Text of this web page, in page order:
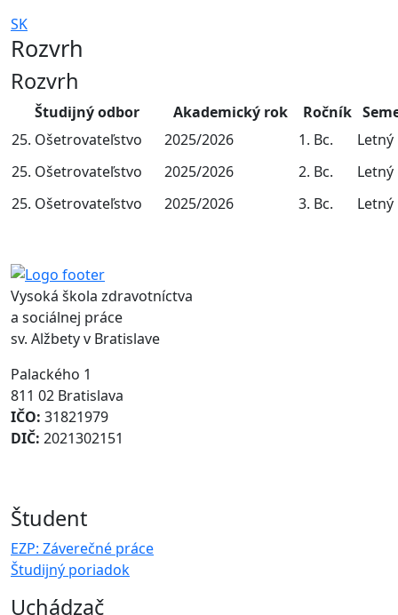
SK
Rozvrh
Rozvrh
Študijný odbor Akademický rok Ročník
25. Ošetrovateľstvo
2025/2026 1. Bc.
Letný
25. Ošetrovateľstvo
2025/2026 2. Bc.
Letný
25. Ošetrovateľstvo
2025/2026 3. Bc. Letný
Vysoká škola zdravotníctva
a sociálnej práce
sv. Alžbety v Bratislave
Palackého 1
811 02 Bratislava
IČO: 31821979
DIČ: 2021302151
Študent
EZP: Záverečné práce
Študijný poriadok
Uchádzač